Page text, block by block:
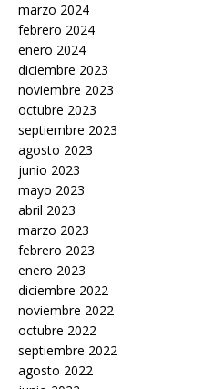
marzo 2024
febrero 2024
enero 2024
diciembre 2023
noviembre 2023
octubre 2023
septiembre 2023
agosto 2023
junio 2023
mayo 2023
abril 2023
marzo 2023
febrero 2023
enero 2023
diciembre 2022
noviembre 2022
octubre 2022
septiembre 2022
agosto 2022